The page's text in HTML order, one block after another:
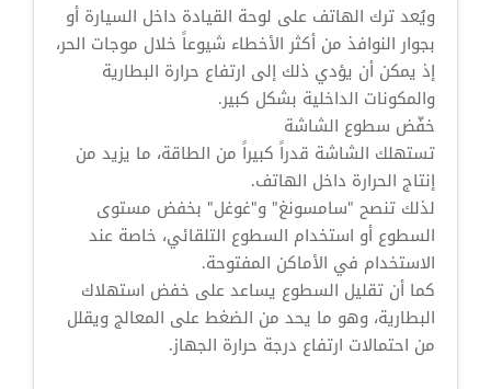
ويُعد ترك الهاتف على لوحة القيادة داخل السيارة أو
بجوار النوافذ من أكثر الأخطاء شيوعاً خلال موجات الحر،
إذ يمكن أن يؤدي ذلك إلى ارتفاع حرارة البطارية
والمكونات الداخلية بشكل كبير.
خفّض سطوع الشاشة
تستهلك الشاشة قدراً كبيراً من الطاقة، ما يزيد من
إنتاج الحرارة داخل الهاتف.
لذلك تنصح "سامسونغ" و"غوغل" بخفض مستوى
السطوع أو استخدام السطوع التلقائي، خاصة عند
الاستخدام في الأماكن المفتوحة.
كما أن تقليل السطوع يساعد على خفض استهلاك
البطارية، وهو ما يحد من الضغط على المعالج ويقلل
من احتمالات ارتفاع درجة حرارة الجهاز.